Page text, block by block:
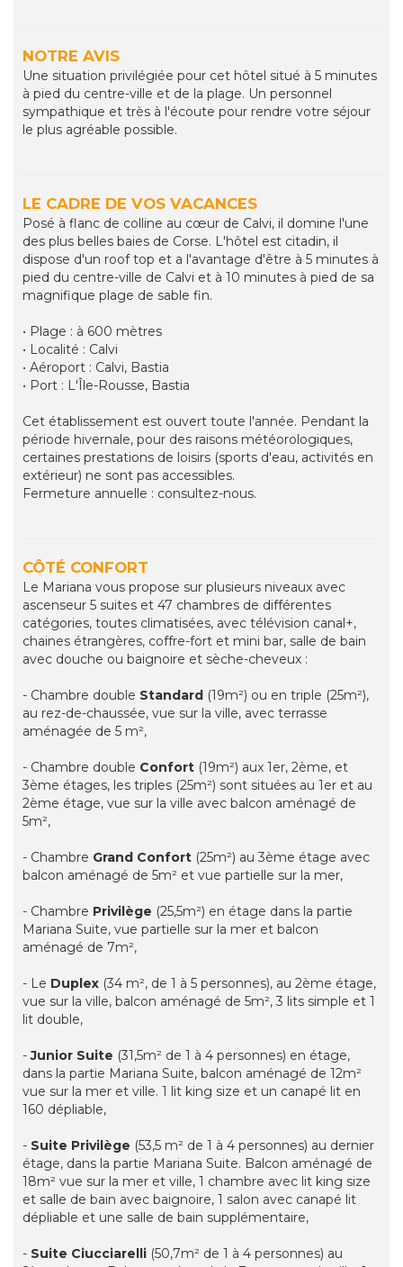
NOTRE AVIS
Une situation privilégiée pour cet hôtel situé à 5 minutes
à pied du centre-ville et de la plage. Un personnel
sympathique et très à l'écoute pour rendre votre séjour
le plus agréable possible.
LE CADRE DE VOS VACANCES
Posé à flanc de colline au cœur de Calvi, il domine l'une
des plus belles baies de Corse. L'hôtel est citadin, il
dispose d'un roof top et a l'avantage d'être à 5 minutes à
pied du centre-ville de Calvi et à 10 minutes à pied de sa
magnifique plage de sable fin.
• Plage : à 600 mètres
• Localité : Calvi
• Aéroport : Calvi, Bastia
• Port : L'Île-Rousse, Bastia
Cet établissement est ouvert toute l'année. Pendant la
période hivernale, pour des raisons météorologiques,
certaines prestations de loisirs (sports d'eau, activités en
extérieur) ne sont pas accessibles.
Fermeture annuelle : consultez-nous.
CÔTÉ CONFORT
Le Mariana vous propose sur plusieurs niveaux avec
ascenseur 5 suites et 47 chambres de différentes
catégories, toutes climatisées, avec télévision canal+,
chaines étrangères, coffre-fort et mini bar, salle de bain
avec douche ou baignoire et sèche-cheveux :
- Chambre double Standard (19m²) ou en triple (25m²),
au rez-de-chaussée, vue sur la ville, avec terrasse
aménagée de 5 m²,
- Chambre double Confort (19m²) aux 1er, 2ème, et
3ème étages, les triples (25m²) sont situées au 1er et au
2ème étage, vue sur la ville avec balcon aménagé de
5m²,
- Chambre Grand Confort (25m²) au 3ème étage avec
balcon aménagé de 5m² et vue partielle sur la mer,
- Chambre Privilège (25,5m²) en étage dans la partie
Mariana Suite, vue partielle sur la mer et balcon
aménagé de 7m²,
- Le Duplex (34 m², de 1 à 5 personnes), au 2ème étage,
vue sur la ville, balcon aménagé de 5m², 3 lits simple et 1
lit double,
-Junior Suite (31,5m² de 1 à 4 personnes) en étage,
dans la partie Mariana Suite, balcon aménagé de 12m²
vue sur la mer et ville. 1 lit king size et un canapé lit en
160 dépliable,
- Suite Privilège (53,5 m² de 1 à 4 personnes) au dernier
étage, dans la partie Mariana Suite. Balcon aménagé de
18m² vue sur la mer et ville, 1 chambre avec lit king size
et salle de bain avec baignoire, 1 salon avec canapé lit
dépliable et une salle de bain supplémentaire,
- Suite Ciucciarelli (50,7m² de 1 à 4 personnes) au